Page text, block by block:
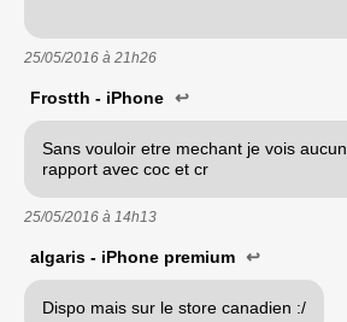
25/05/2016 à 21h26
Frostth - iPhone ↩
Sans vouloir etre mechant je vois aucun
rapport avec coc et cr
25/05/2016 à 14h13
algaris - iPhone premium ↩
Dispo mais sur le store canadien :/